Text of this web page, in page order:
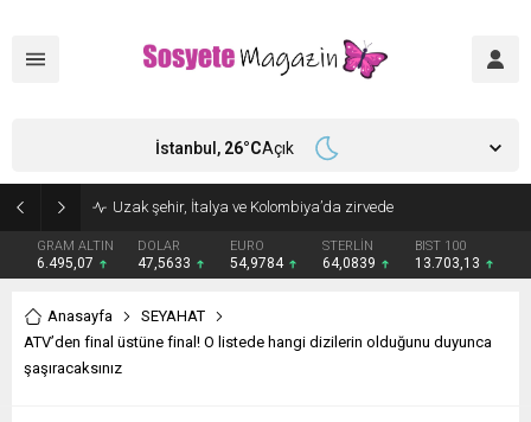
GRAM ALTIN
6.495,07
DOLAR
47,5633
EURO
54,9784
STERLİN
64,0839
BIST 100
13.703,13
İstanbul, 26°CAçık
Anasayfa
SEYAHAT
ATV’den final üstüne final! O listede hangi dizilerin olduğunu duyunca
şaşıracaksınız